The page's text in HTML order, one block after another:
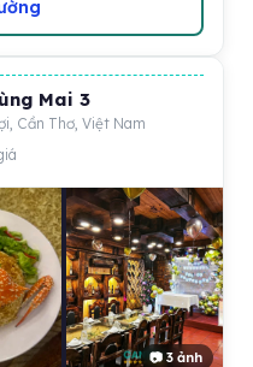
Mai 3
Cần Thơ, Việt Nam
📷 3 ảnh